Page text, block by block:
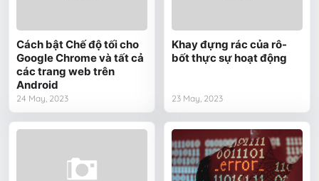
Cách bật Chế độ tối cho
Google Chrome và tất cả
các trang web trên
Android
24 May, 2023
Khay đựng rác của rô-
bốt thực sự hoạt động
23 May, 2023